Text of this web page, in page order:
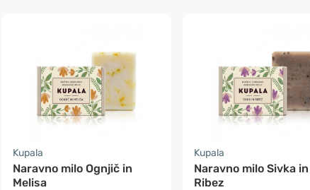
Kupala
Naravno milo Ognjič in
Melisa
Kupala
Naravno milo Sivka in
Ribez